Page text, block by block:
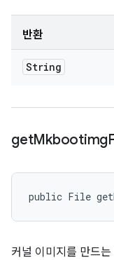
반환
String
getMkbootimg
public File
커널 이미지를 만드